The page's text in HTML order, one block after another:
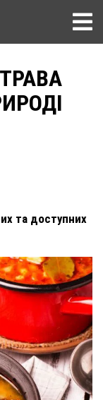
та доступних